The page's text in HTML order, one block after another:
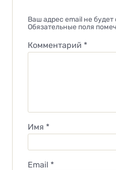
Ваш адрес email не
Обязательные поля
Комментарий *
Имя *
Email *